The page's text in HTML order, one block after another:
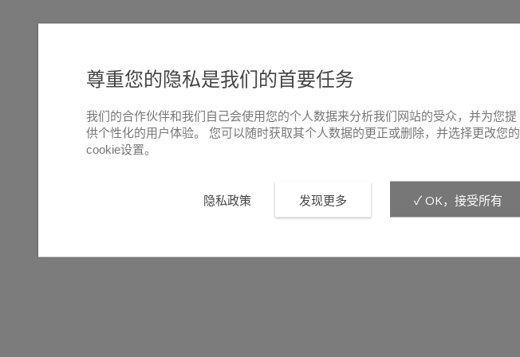
尊重您的隐私是我们的首要任务
我们的合作伙伴和我们自己会使用您的个人数据来分析我们网站的受众，并为您提
供个性化的用户体验。 您可以随时获取其个人数据的更正或删除，并选择更改您的
cookie设置。
隐私政策 发现更多 ✓ OK，接受所有